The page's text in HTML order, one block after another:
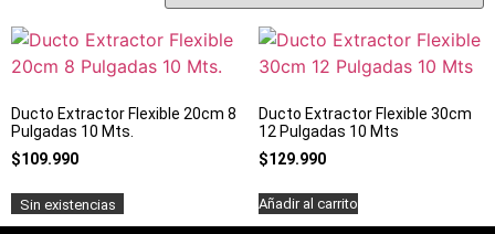
Ducto Extractor Flexible 20cm 8
Pulgadas 10 Mts.
$109.990
Leer más
Ducto Extractor Flexible 30cm
12 Pulgadas 10 Mts
$129.990
Añadir al carrito